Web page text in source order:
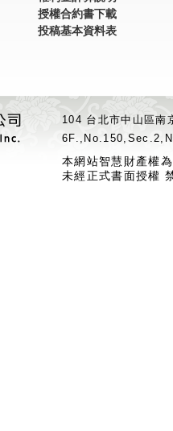
授權合約書下載
投稿基本資料表
104 台北市中山區
本網站智慧財產權
未經正式書面授權